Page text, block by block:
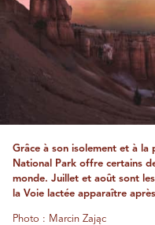
Grâce à son isolement et à la
National Park offre certains
monde. Juillet et août sont
la Voie lactée apparaître
Photo : Marcin Zając